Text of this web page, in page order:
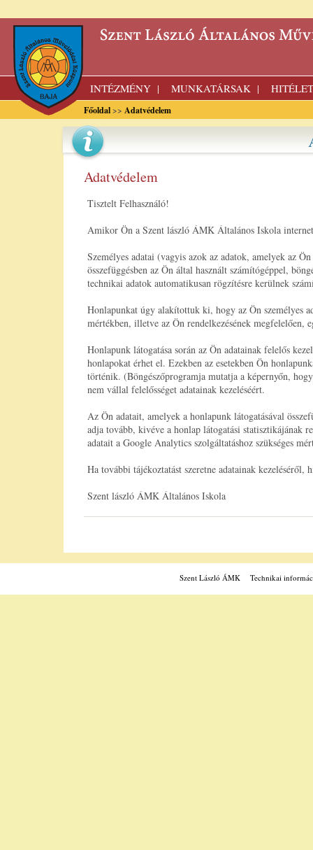
INTÉZMÉNY | MUNKATÁRSAK | HITÉLET
Főoldal>> Adatvédelem
Adatvédelem
Tisztelt Felhasználó!
Amikor Ön a Szent lászló ÁMK Általános Iskola
Személyes adatai (vagyis azok az adatok, amelyek az
összefüggésben az Ön által használt számítógéppel,
technikai adatok automatikusan rögzítésre kerülnek
Honlapunkat úgy alakítottuk ki, hogy az Ön személyes
mértékben, illetve az Ön rendelkezésének megfelelően,
Honlapunk látogatása során az Ön adatainak felelős
honlapokat érhet el. Ezekben az esetekben Ön
történik. (Böngészőprogramja mutatja a képernyőn,
nem vállal felelősséget adatainak kezeléséért.
Az Ön adatait, amelyek a honlapunk látogatásával
adja tovább, kivéve a honlap látogatási statisztikájának
adatait a Google Analytics szolgáltatáshoz szükséges
Ha további tájékoztatást szeretne adatainak
Szent lászló ÁMK Általános Iskola
Szent László ÁMK Technikai